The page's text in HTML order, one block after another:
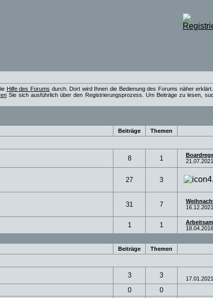
Hilfe des Forums durch. Dort wird Ihnen die Bedienung des Forums näher
Sie sich ausführlich über den Registrierungsprozess. Um Beiträge zu lesen,
Beiträge Themen
8 1
21.07.2021
27 3
31 7
16.12.2021
1 1
18.04.2016
Beiträge Themen
3 3 17.01.2021
0 0